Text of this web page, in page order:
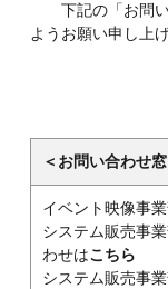
下記の「お問い
ようお願い申し上げ
＜お問い合わせ
イベント映像事
システム販売事
わせはこちら
システム販売事